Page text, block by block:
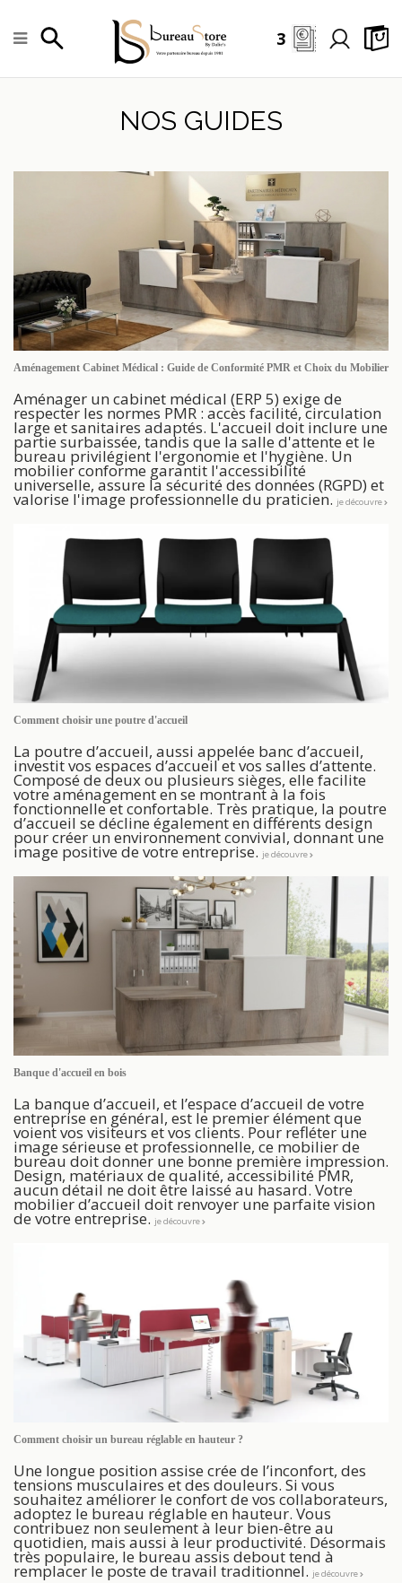
3
NOS GUIDES
Aménagement Cabinet Médical : Guide de Conformité PMR et Choix du Mobilier
Aménager un cabinet médical (ERP 5) exige de
respecter les normes PMR : accès facilité, circulation
large et sanitaires adaptés. L'accueil doit inclure une
partie surbaissée, tandis que la salle d'attente et le
bureau privilégient l'ergonomie et l'hygiène. Un
mobilier conforme garantit l'accessibilité
universelle, assure la sécurité des données (RGPD) et
valorise l'image professionnelle du praticien. je découvre
Comment choisir une poutre d'accueil
La poutre d’accueil, aussi appelée banc d’accueil,
investit vos espaces d’accueil et vos salles d’attente.
Composé de deux ou plusieurs sièges, elle facilite
votre aménagement en se montrant à la fois
fonctionnelle et confortable. Très pratique, la poutre
d’accueil se décline également en différents design
pour créer un environnement convivial, donnant une
image positive de votre entreprise. je découvre
Banque d'accueil en bois
La banque d’accueil, et l’espace d’accueil de votre
entreprise en général, est le premier élément que
voient vos visiteurs et vos clients. Pour refléter une
image sérieuse et professionnelle, ce mobilier de
bureau doit donner une bonne première impression.
Design, matériaux de qualité, accessibilité PMR,
aucun détail ne doit être laissé au hasard. Votre
mobilier d’accueil doit renvoyer une parfaite vision
de votre entreprise. je découvre
Comment choisir un bureau réglable en hauteur ?
Une longue position assise crée de l’inconfort, des
tensions musculaires et des douleurs. Si vous
souhaitez améliorer le confort de vos collaborateurs,
adoptez le bureau réglable en hauteur. Vous
contribuez non seulement à leur bien-être au
quotidien, mais aussi à leur productivité. Désormais
très populaire, le bureau assis debout tend à
remplacer le poste de travail traditionnel. je découvre